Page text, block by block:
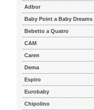
Adbor
Baby Point a Baby Dreams
Bebetto a Quatro
CAM
Caren
Dema
Espiro
Eurobaby
Chipolino